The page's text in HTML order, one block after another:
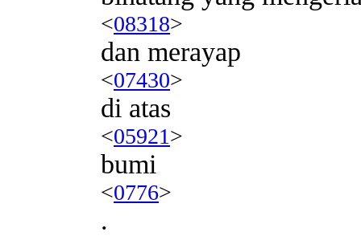
<08318>
dan merayap
<07430>
di atas
<05921>
bumi
<0776>
.